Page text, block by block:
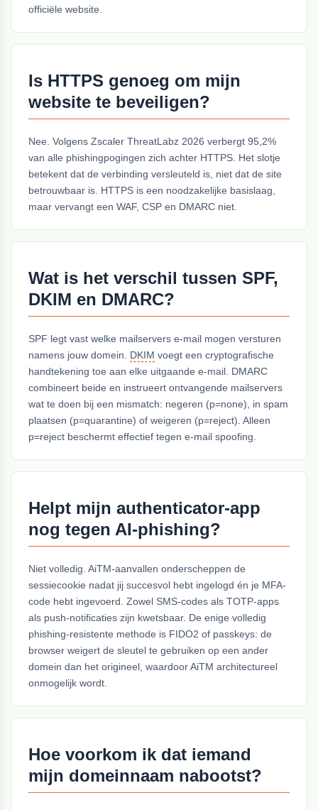
officiële website.
Is HTTPS genoeg om mijn
website te beveiligen?
Nee. Volgens Zscaler ThreatLabz 2026 verbergt 95,2%
van alle phishingpogingen zich achter HTTPS. Het slotje
betekent dat de verbinding versleuteld is, niet dat de site
betrouwbaar is. HTTPS is een noodzakelijke basislaag,
maar vervangt een WAF, CSP en DMARC niet.
Wat is het verschil tussen SPF,
DKIM en DMARC?
SPF legt vast welke mailservers e-mail mogen versturen
namens jouw domein. DKIM voegt een cryptografische
handtekening toe aan elke uitgaande e-mail. DMARC
combineert beide en instrueert ontvangende mailservers
wat te doen bij een mismatch: negeren (p=none), in spam
plaatsen (p=quarantine) of weigeren (p=reject). Alleen
p=reject beschermt effectief tegen e-mail spoofing.
Helpt mijn authenticator-app
nog tegen AI-phishing?
Niet volledig. AiTM-aanvallen onderscheppen de
sessiecookie nadat jij succesvol hebt ingelogd én je MFA-
code hebt ingevoerd. Zowel SMS-codes als TOTP-apps
als push-notificaties zijn kwetsbaar. De enige volledig
phishing-resistente methode is FIDO2 of passkeys: de
browser weigert de sleutel te gebruiken op een ander
domein dan het origineel, waardoor AiTM architectureel
onmogelijk wordt.
Hoe voorkom ik dat iemand
mijn domeinnaam nabootst?